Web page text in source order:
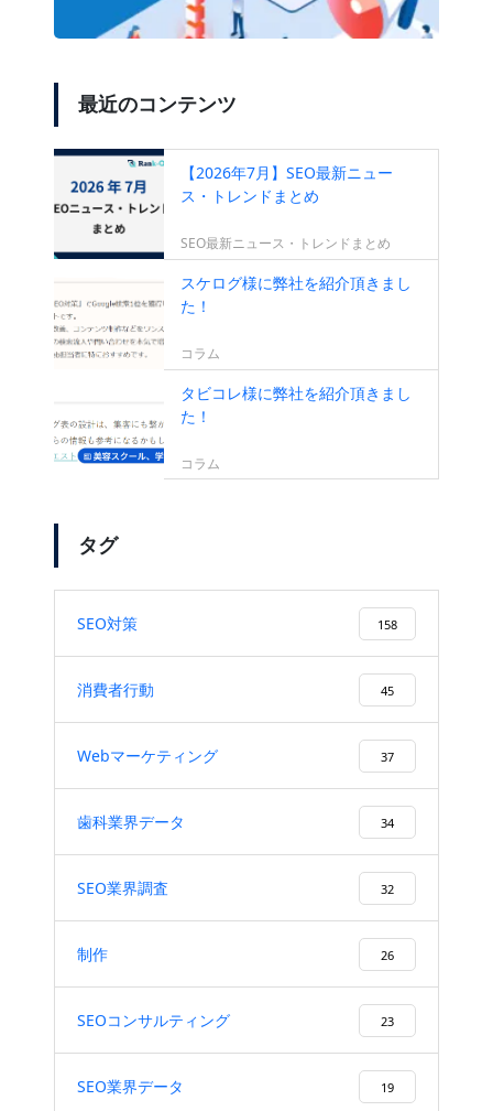
最近のコンテンツ
【2026年7月】SEO最新ニュー
ス・トレンドまとめ
SEO最新ニュース・トレンドまとめ
スケログ様に弊社を紹介頂きまし
た！
コラム
タビコレ様に弊社を紹介頂きまし
た！
コラム
タグ
SEO対策 158
消費者行動 45
Webマーケティング 37
歯科業界データ 34
SEO業界調査 32
制作 26
SEOコンサルティング 23
SEO業界データ 19